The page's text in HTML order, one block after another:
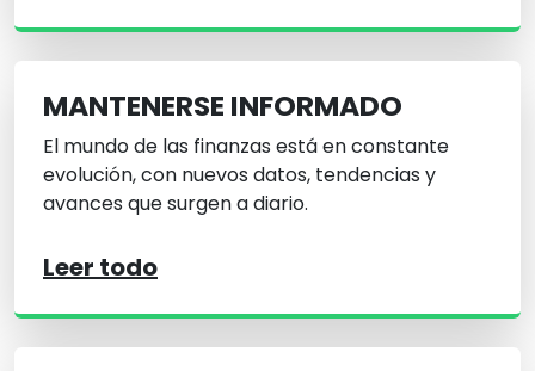
MANTENERSE INFORMADO
El mundo de las finanzas está en constante
evolución, con nuevos datos, tendencias y
avances que surgen a diario.
Leer todo